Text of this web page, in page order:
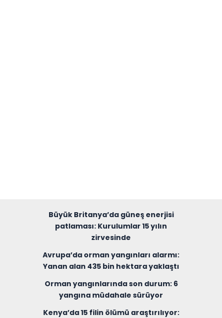
Büyük Britanya’da güneş enerjisi
patlaması: Kurulumlar 15 yılın
zirvesinde
Avrupa’da orman yangınları alarmı:
Yanan alan 435 bin hektara yaklaştı
Orman yangınlarında son durum: 6
yangına müdahale sürüyor
Kenya’da 15 filin ölümü araştırılıyor: